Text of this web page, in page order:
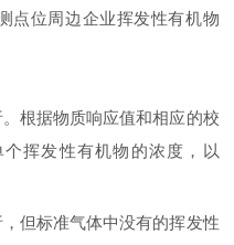
点位周边企业挥发性有机物
根据物质响应值和相应的校
挥发性有机物的浓度，以
但标准气体中没有的挥发性